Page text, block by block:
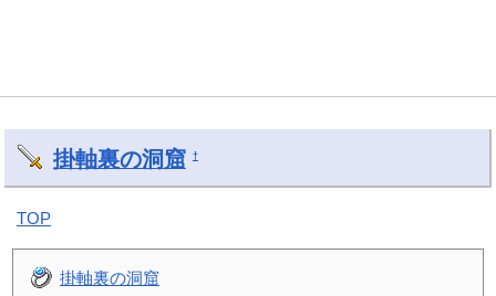
掛軸裏の洞窟 †
TOP
掛軸裏の洞窟